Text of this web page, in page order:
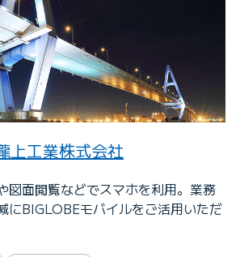
上工業株式会社
図面閲覧などでスマホを利用。業務
にBIGLOBEモバイルをご活用いただ